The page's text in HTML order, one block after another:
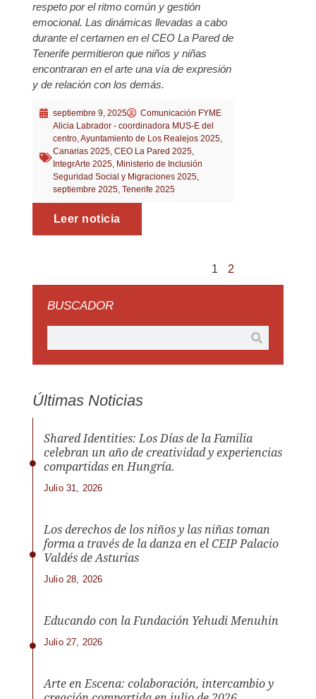
respeto por el ritmo común y gestión
emocional. Las dinámicas llevadas a cabo
durante el certamen en el CEO La Pared de
Tenerife permitieron que niños y niñas
encontraran en el arte una vía de expresión
y de relación con los demás.
septiembre 9, 2025
Comunicación FYME
Alicia Labrador - coordinadora MUS-E del
centro,Ayuntamiento de Los Realejos 2025,
Canarias 2025, CEO La Pared 2025,
IntegrArte 2025, Ministerio de Inclusión
Seguridad Social y Migraciones 2025,
septiembre 2025, Tenerife 2025
Leer noticia
1 2
BUSCADOR
Últimas Noticias
Shared Identities: Los Días de la Familia
celebran un año de creatividad y experiencias
compartidas en Hungría.
Julio 31, 2026
Los derechos de los niños y las niñas toman
forma a través de la danza en el CEIP Palacio
Valdés de Asturias
Julio 28, 2026
Educando con la Fundación Yehudi Menuhin
Julio 27, 2026
Arte en Escena: colaboración, intercambio y